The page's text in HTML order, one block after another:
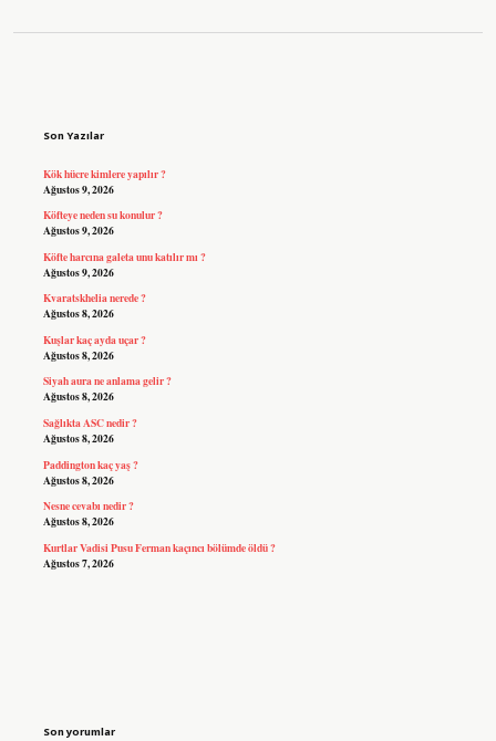
Son Yazılar
Kök hücre kimlere yapılır ?
Ağustos 9, 2026
Köfteye neden su konulur ?
Ağustos 9, 2026
Köfte harcına galeta unu katılır mı ?
Ağustos 9, 2026
Kvaratskhelia nerede ?
Ağustos 8, 2026
Kuşlar kaç ayda uçar ?
Ağustos 8, 2026
Siyah aura ne anlama gelir ?
Ağustos 8, 2026
Sağlıkta ASC nedir ?
Ağustos 8, 2026
Paddington kaç yaş ?
Ağustos 8, 2026
Nesne cevabı nedir ?
Ağustos 8, 2026
Kurtlar Vadisi Pusu Ferman kaçıncı bölümde öldü ?
Ağustos 7, 2026
Son yorumlar